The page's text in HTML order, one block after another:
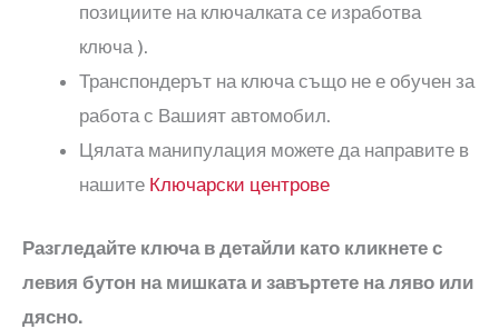
позициите на ключалката се изработва
ключа ).
Транспондерът на ключа също не е обучен за
работа с Вашият автомобил.
Цялата манипулация можете да направите в
нашите Ключарски центрове
Разгледайте ключа в детайли като кликнете с
левия бутон на мишката и завъртете на ляво или
дясно.